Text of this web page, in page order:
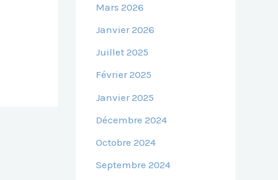
Mars 2026
Janvier 2026
Juillet 2025
Février 2025
Janvier 2025
Décembre 2024
Octobre 2024
Septembre 2024